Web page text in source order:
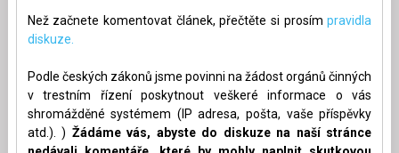
Než začnete komentovat článek, přečtěte si prosímpravidla
diskuze.
Podle českých zákonů jsme povinni na žádost orgánů činných
v trestním řízení poskytnout veškeré informace o vás
shromážděné systémem (IP adresa, pošta, vaše příspěvky
atd.). ) Žádáme vás, abyste do diskuze na naší stránce